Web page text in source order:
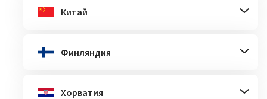
Китай
Финляндия
Хорватия